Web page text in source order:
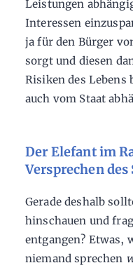
Leistungen
Interessen
ja für den Bürger
sorgt und diesen
Risiken des Lebens
auch vom Staat
Der Elefant im
Versprechen
Gerade deshalb
hinschauen und
entgangen? Etwas,
niemand sprechen